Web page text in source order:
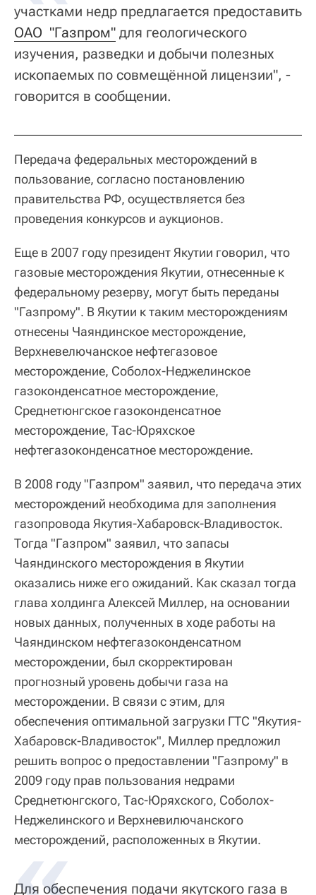
участками недр предлагается предоставить
ОАО  "Газпром" для геологического
изучения, разведки и добычи полезных
ископаемых по совмещённой лицензии", -
говорится в сообщении.
Передача федеральных месторождений в
пользование, согласно постановлению
правительства РФ, осуществляется без
проведения конкурсов и аукционов.
Еще в 2007 году президент Якутии говорил, что
газовые месторождения Якутии, отнесенные к
федеральному резерву, могут быть переданы
"Газпрому". В Якутии к таким месторождениям
отнесены Чаяндинское месторождение,
Верхневелючанское нефтегазовое
месторождение, Соболох-Неджелинское
газоконденсатное месторождение,
Среднетюнгское газоконденсатное
месторождение, Тас-Юряхское
нефтегазоконденсатное месторождение.
В 2008 году "Газпром" заявил, что передача этих
месторождений необходима для заполнения
газопровода Якутия-Хабаровск-Владивосток.
Тогда "Газпром" заявил, что запасы
Чаяндинского месторождения в Якутии
оказались ниже его ожиданий. Как сказал тогда
глава холдинга Алексей Миллер, на основании
новых данных, полученных в ходе работы на
Чаяндинском нефтегазоконденсатном
месторождении, был скорректирован
прогнозный уровень добычи газа на
месторождении. В связи с этим, для
обеспечения оптимальной загрузки ГТС "Якутия-
Хабаровск-Владивосток", Миллер предложил
решить вопрос о предоставлении "Газпрому" в
2009 году прав пользования недрами
Среднетюнгского, Тас-Юряхского, Соболох-
Неджелинского и Верхневилючанского
месторождений, расположенных в Якутии.
Для обеспечения подачи якутского газа в